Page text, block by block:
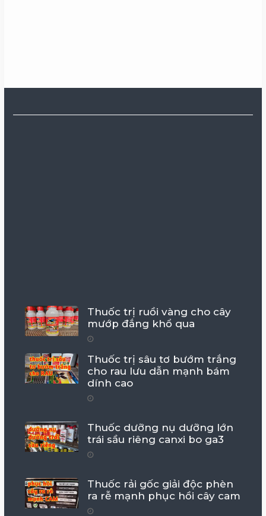
Thuốc trị ruồi vàng cho cây
mướp đắng khổ qua
Thuốc trị sâu tơ bướm trắng
cho rau lưu dẫn mạnh bám
dính cao
Thuốc dưỡng nụ dưỡng lớn
trái sầu riêng canxi bo ga3
Thuốc rải gốc giải độc phèn
ra rễ mạnh phục hồi cây cam